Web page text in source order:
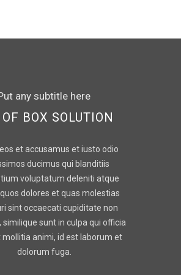
any subtitle here
OF BOX SOLUTION
et accusamus et iusto odio
ducimus qui blanditiis
voluptatum deleniti atque
dolores et quas molestias
sint occaecati cupiditate non
similique sunt in culpa qui officia
mollitia animi, id est laborum et
dolorum fuga.